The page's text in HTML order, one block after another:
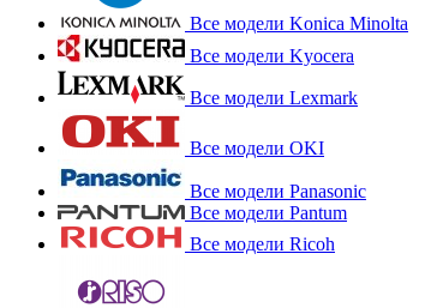
Все модели Konica Minolta
Все модели Kyocera
Все модели Lexmark
Все модели OKI
Все модели Panasonic
Все модели Pantum
Все модели Ricoh